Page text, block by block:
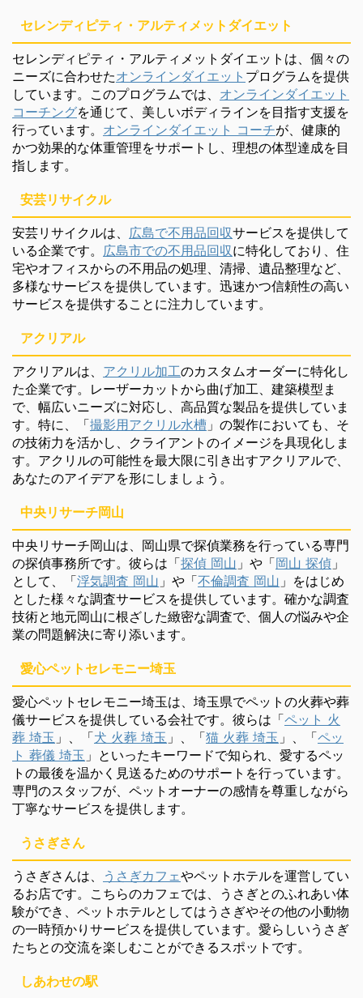
セレンディピティ・アルティメットダイエット
セレンディピティ・アルティメットダイエットは、個々の
ニーズに合わせたオンラインダイエット プログラムを提供
しています。このプログラムでは、 オンラインダイエット
コーチングを通じて、美しいボディラインを目指す支援を
行っています。 オンラインダイエット コーチが、健康的
かつ効果的な体重管理をサポートし、理想の体型達成を目
指します。
安芸リサイクル
安芸リサイクルは、 広島で不用品回収サービスを提供して
いる企業です。 広島市での不用品回収に特化しており、住
宅やオフィスからの不用品の処理、清掃、遺品整理など、
多様なサービスを提供しています。迅速かつ信頼性の高い
サービスを提供することに注力しています。
アクリアル
アクリアルは、 アクリル加工のカスタムオーダーに特化し
た企業です。レーザーカットから曲げ加工、建築模型ま
で、幅広いニーズに対応し、高品質な製品を提供していま
す。特に、「撮影用アクリル水槽 」の製作においても、そ
の技術力を活かし、クライアントのイメージを具現化しま
す。アクリルの可能性を最大限に引き出すアクリアルで、
あなたのアイデアを形にしましょう。
中央リサーチ岡山
中央リサーチ岡山は、岡山県で探偵業務を行っている専門
の探偵事務所です。彼らは「探偵 岡山 」や「岡山 探偵 」
として、「浮気調査 岡山 」や「不倫調査 岡山 」をはじめ
とした様々な調査サービスを提供しています。確かな調査
技術と地元岡山に根ざした緻密な調査で、個人の悩みや企
業の問題解決に寄り添います。
愛心ペットセレモニー埼玉
愛心ペットセレモニー埼玉は、埼玉県でペットの火葬や葬
儀サービスを提供している会社です。彼らは「ペット 火
葬 埼玉 」、「犬 火葬 埼玉 」、「猫 火葬 埼玉 」、「ペッ
ト 葬儀 埼玉 」といったキーワードで知られ、愛するペッ
トの最後を温かく見送るためのサポートを行っています。
専門のスタッフが、ペットオーナーの感情を尊重しながら
丁寧なサービスを提供します。
うさぎさん
うさぎさんは、 うさぎカフェやペットホテルを運営してい
るお店です。こちらのカフェでは、うさぎとのふれあい体
験ができ、ペットホテルとしてはうさぎやその他の小動物
の一時預かりサービスを提供しています。愛らしいうさぎ
たちとの交流を楽しむことができるスポットです。
しあわせの駅